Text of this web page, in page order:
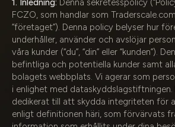
1. Inledning: Denna sekretesspolicy
FCZO, som handlar som Traderscale.com
“företaget”). Denna policy belyser hur
underhåller, använder och avslöjar
våra kunder (“du”, “din” eller “kunden”).
befintliga och potentiella kunder samt
bolagets webbplats. Vi agerar som
i enlighet med
dedikerat till att skydda integriteten för
enligt definitionen häri, som förvärvats